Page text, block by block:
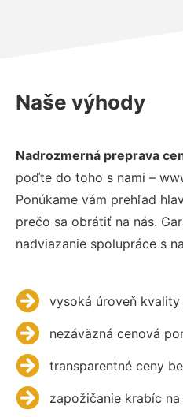
Naše výhody
Nadrozmerná preprava
poďte do toho s nami –
Ponúkame vám prehľad
prečo sa obrátiť na nás.
nadviazanie spolupráce s
vysoká úroveň
nezáväzná cenová
transparentné ceny
zapožičanie krabíc